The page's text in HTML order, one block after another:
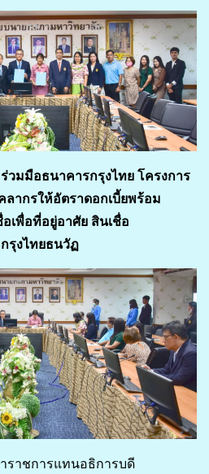
วมมือธนาคารกรุงไทย โครงการ
ลากรให้อัตราดอกเบี้ยพร้อม
เพื่อที่อยู่อาศัย สินเชื่อ
รุงไทยธนวัฏ
ราชการแทนอธิการบดี